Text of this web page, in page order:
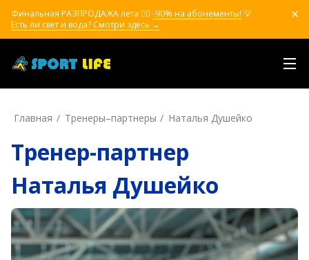
Финальная РАЗПРОДАЖА лета ❤️‍🔥 -90% на абонементы! 💡
Есть ли свет и вода? Смотри здесь →
Главная Тренеры–пapтнepы Наталья Душейко
Тренер-партнер
Наталья Душейко